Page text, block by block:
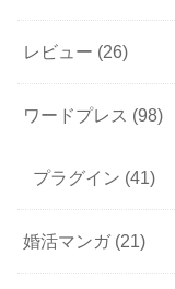
レビュー (26)
ワードプレス (98)
プラグイン (41)
婚活マンガ (21)